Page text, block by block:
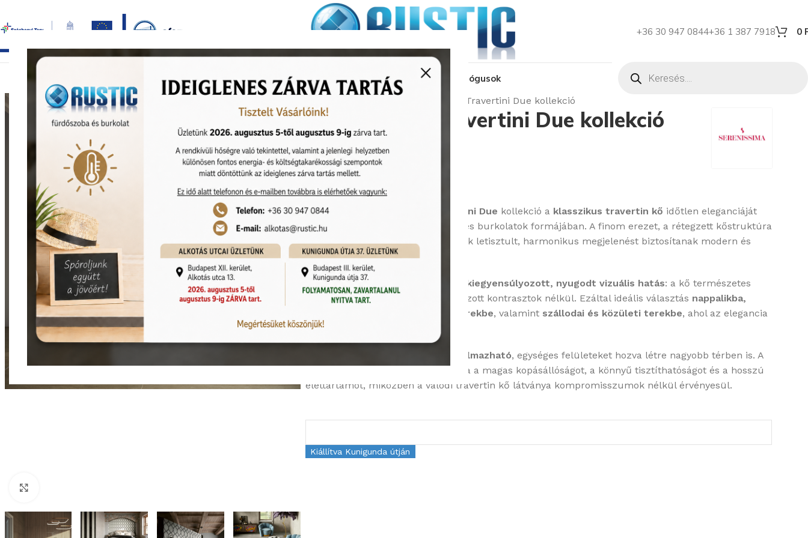
+36 30 947 0844+36 1 387 7918 0
termékek képgalériabemutatkozásüzleteink látványtervezés pályázat katalógusok
Serenissima Travertini Due kollekció
Serenissima Travertini Due kollekció
Árak megtekintése
ACeramiche Serenissima Travertini Due kollekció a klasszikus travertin kő időtlen eleganciáját
értelmezi újra kortárs porcelán gres burkolatok formájában. A finom erezet, a rétegzett kőstruktúra
és a természetes, világos árnyalatok letisztult, harmonikus megjelenést biztosítanak modern és
klasszikus terekben egyaránt.
A Travertini Due különlegessége a kiegyensúlyozott, nyugodt vizuális hatás: a kő természetes
karaktere finoman jelenik meg, túlzott kontrasztok nélkül. Ezáltal ideális választás nappalikba,
fürdőszobákba, konyhákba, előterekbe, valamint szállodai és közületi terekbe, ahol az elegancia
és az időtállóság alapelvárás.
padlóra és falra is alkalmazható, egységes felületeket hozva létre nagyobb térben is. A
porcelán gres technológia biztosítja a magas kopásállóságot, a könnyű tisztíthatóságot és a hosszú
élettartamot, miközben a valódi travertin kő látványa kompromisszumok nélkül érvényesül.
Kiállítva Kunigunda útján